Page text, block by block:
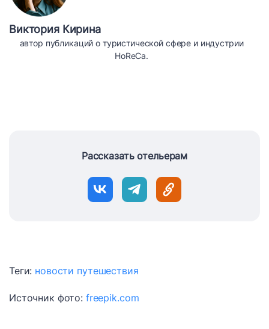
Виктория Кирина
автор публикаций о туристической сфере и индустрии
HoReCa.
Рассказать отельерам
Теги: новости путешествия
Источник фото: freepik.com